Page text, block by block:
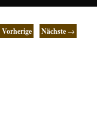
Vorherige Nächste →